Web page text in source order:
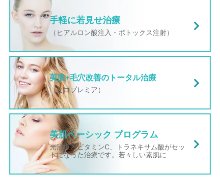
手軽に若見せ治療
（ヒアルロン酸注入・ボトックス注射）
美肌+毛穴改善のトータル治療
（ピコプレミア）
美肌ベーシック プログラム
光治療とビタミンC、トラネキサム酸がセッ
トになった治療です。若々しい素肌に